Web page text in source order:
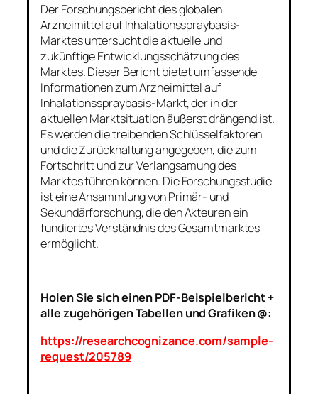
Der Forschungsbericht des globalen
Arzneimittel auf Inhalationsspraybasis-
Marktes untersucht die aktuelle und
zukünftige Entwicklungsschätzung des
Marktes. Dieser Bericht bietet umfassende
Informationen zum Arzneimittel auf
Inhalationsspraybasis-Markt, der in der
aktuellen Marktsituation äußerst drängend ist.
Es werden die treibenden Schlüsselfaktoren
und die Zurückhaltung angegeben, die zum
Fortschritt und zur Verlangsamung des
Marktes führen können. Die Forschungsstudie
ist eine Ansammlung von Primär- und
Sekundärforschung, die den Akteuren ein
fundiertes Verständnis des Gesamtmarktes
ermöglicht.
Holen Sie sich einen PDF-Beispielbericht +
alle zugehörigen Tabellen und Grafiken @:
https://researchcognizance.com/sample-
request/205789